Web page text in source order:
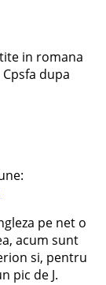
in romana
dupa
pe net o
acum sunt
si, pentru
pic de J.